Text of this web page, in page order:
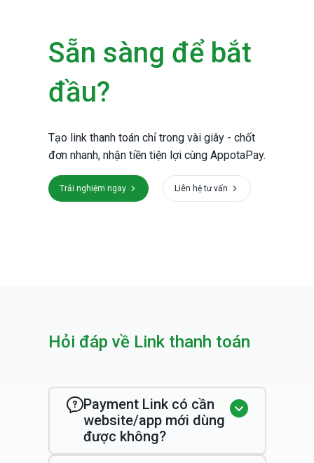
Sẵn sàng để bắt
đầu?
Tạo link thanh toán chỉ trong vài giây - chốt
đơn nhanh, nhận tiền tiện lợi cùng AppotaPay.
Trải nghiệm ngay Liên hệ tư vấn
Hỏi đáp về Link thanh toán
Payment Link có cần
website/app mới dùng
được không?